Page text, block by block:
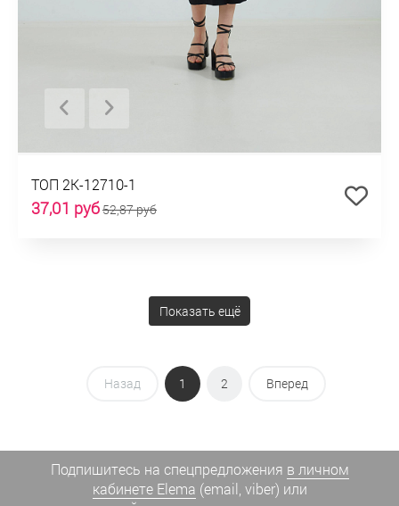
ТОП 2К-12710-1
37,01 руб52,87 руб
Показать ещё
Назад 1 2 Вперед
Подпишитесь на спецпредложения в личном
кабинете Elema (email, viber) или